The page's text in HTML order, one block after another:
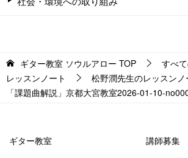
ギター教室 ソウルアロー TOP
すべ
レッスンノート
松野潤先生のレッスンノ
「課題曲解説」京都大宮教室2026-01-10-
ギター教室 講師募集